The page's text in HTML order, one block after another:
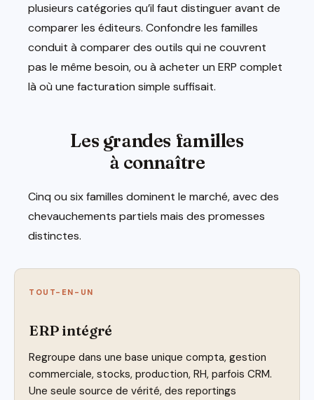
plusieurs catégories qu’il faut distinguer avant de
comparer les éditeurs. Confondre les familles
conduit à comparer des outils qui ne couvrent
pas le même besoin, ou à acheter un ERP complet
là où une facturation simple suffisait.
Les grandes familles
à connaître
Cinq ou six familles dominent le marché, avec des
chevauchements partiels mais des promesses
distinctes.
TOUT-EN-UN
ERP intégré
Regroupe dans une base unique compta, gestion
commerciale, stocks, production, RH, parfois CRM.
Une seule source de vérité, des reportings